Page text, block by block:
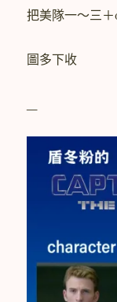
把美隊一～三
圖多下收